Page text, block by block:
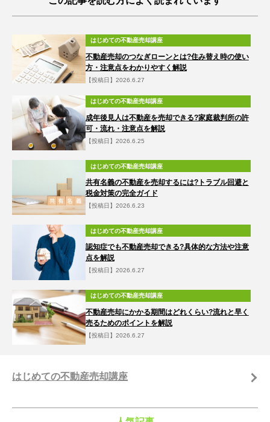
はじめての不動産売却講座
不動産売却のつなぎローンとは?住み替え時の使い
方・注意点をわかりやすく解説
【投稿日】2026.6.27
はじめての不動産売却講座
成年後見人は不動産を売却できる?家庭裁判所の許
可・流れ・注意点を解説
【投稿日】2026.6.25
はじめての不動産売却講座
共有名義の不動産を売却するには?トラブル回避と
税金対策の完全ガイド
【投稿日】2026.6.23
はじめての不動産売却講座
認知症でも不動産売却できる?具体的な方法や注意
点を解説
【投稿日】2026.6.27
はじめての不動産売却講座
不動産売却にかかる期間はどれくらい?流れと早く
売るためのポイントを解説
【投稿日】2026.6.27
はじめての不動産売却講座